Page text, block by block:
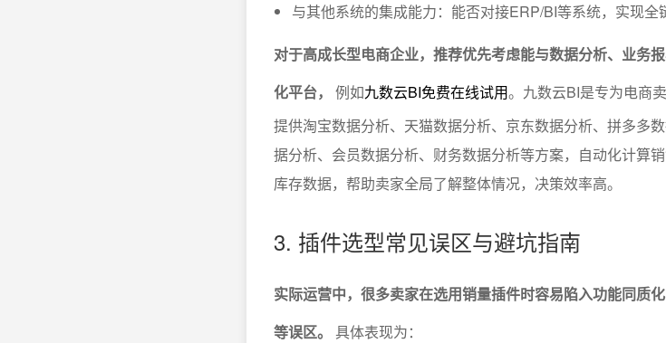
与其他系统的集成能力：能否对接ERP/BI等系统，实现全
对于高成长型电商企业，推荐优先考虑能与数据分析、业务
化平台，
例如九数云BI免费在线试用。九数云BI是专为电商
提供淘宝数据分析、天猫数据分析、京东数据分析、拼多多
据分析、会员数据分析、财务数据分析等方案，自动化计算
库存数据，帮助卖家全局了解整体情况，决策效率高。
3. 插件选型常见误区与避坑指南
实际运营中，很多卖家在选用销量插件时容易陷入功能同质
等误区。
具体表现为：